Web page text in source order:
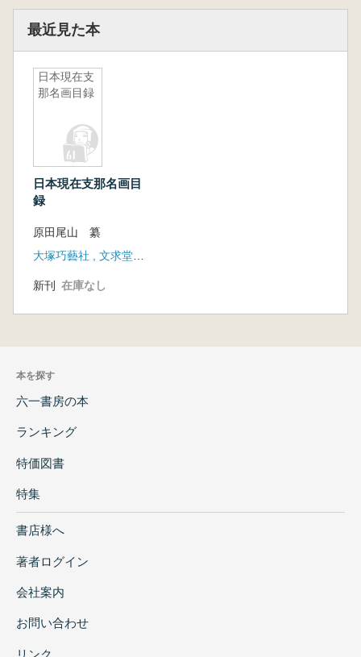
最近見た本
日本現在支
那名画目録
日本現在支那名画目
録
原田尾山 纂
大塚巧藝社 , 文求堂書店 (発売)
新刊 在庫なし
本を探す
六一書房の本
ランキング
特価図書
特集
書店様へ
著者ログイン
会社案内
お問い合わせ
リンク